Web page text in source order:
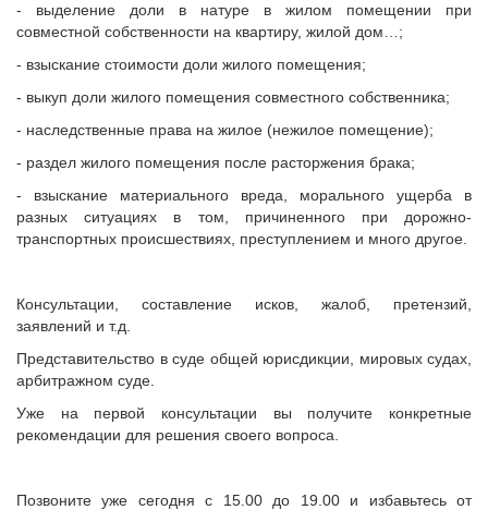
- выделение доли в натуре в жилом помещении при
совместной собственности на квартиру, жилой дом…;
- взыскание стоимости доли жилого помещения;
- выкуп доли жилого помещения совместного собственника;
- наследственные права на жилое (нежилое помещение);
- раздел жилого помещения после расторжения брака;
- взыскание материального вреда, морального ущерба в
разных ситуациях в том, причиненного при дорожно-
транспортных происшествиях, преступлением и много другое.
Консультации, составление исков, жалоб, претензий,
заявлений и т.д.
Представительство в суде общей юрисдикции, мировых судах,
арбитражном суде.
Уже на первой консультации вы получите конкретные
рекомендации для решения своего вопроса.
Позвоните уже сегодня с 15.00 до 19.00 и избавьтесь от